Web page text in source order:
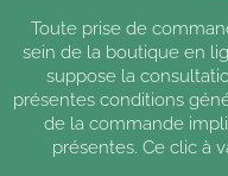
Toute prise de
sein de la boutique en
suppose la
présentes conditions
de la commande
présentes. Ce clic à